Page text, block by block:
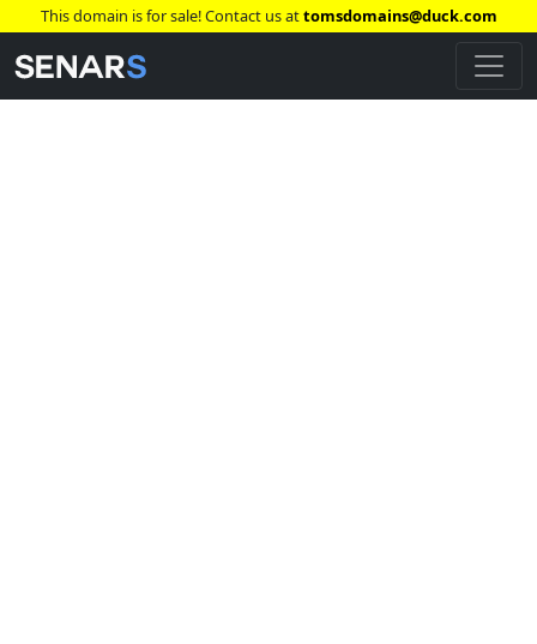
This domain is for sale! Contact us attomsdomains@duck.com